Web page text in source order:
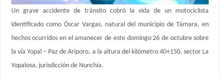
Un grave accidente de tránsito cobró la vida de un motociclista
identificado como Óscar Vargas, natural del municipio de Támara, en
hechos ocurridos en el amanecer de este domingo 26 de octubre sobre
la vía Yopal – Paz de Ariporo, a la altura del kilómetro 40+150, sector La
Yopalosa, jurisdicción de Nunchía.